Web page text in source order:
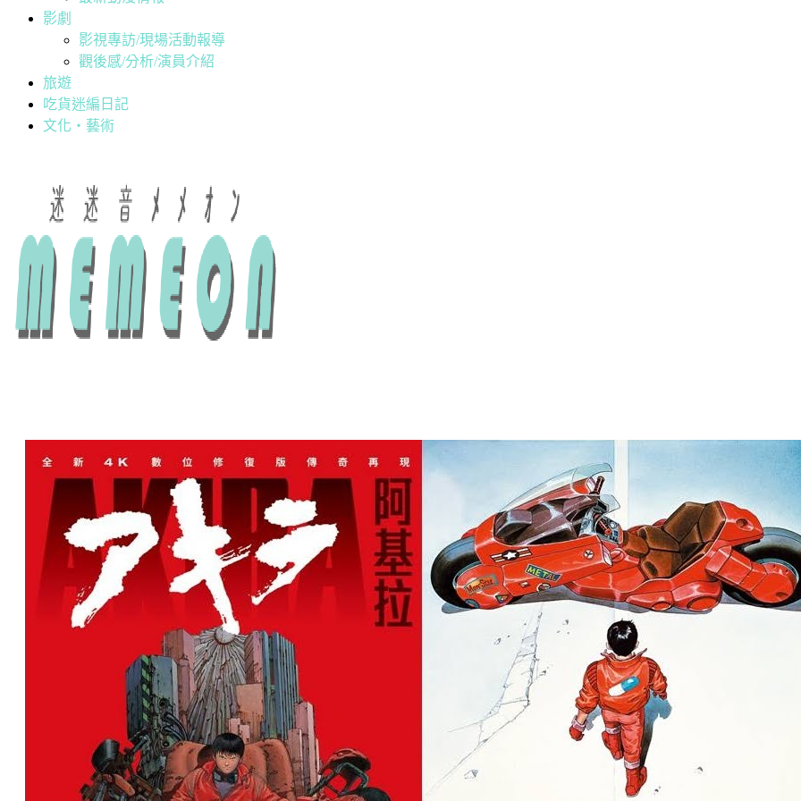
影劇
影視專訪/現場活動報導
觀後感/分析/演員介紹
旅遊
吃貨迷編日記
文化・藝術